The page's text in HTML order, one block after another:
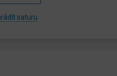
saturu